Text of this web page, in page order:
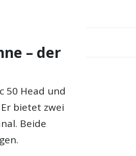
– der
50 Head und
bietet zwei
Beide